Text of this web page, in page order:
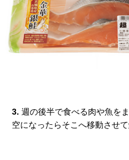
3. 週の後半で食べる肉や魚を
空になったらそこへ移動させ